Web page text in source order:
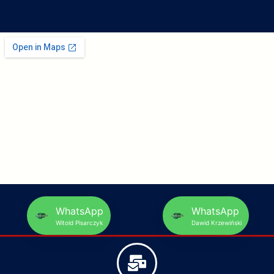
WhatsApp
Witold Pisarczyk
WhatsApp
Dawid Krzewiński